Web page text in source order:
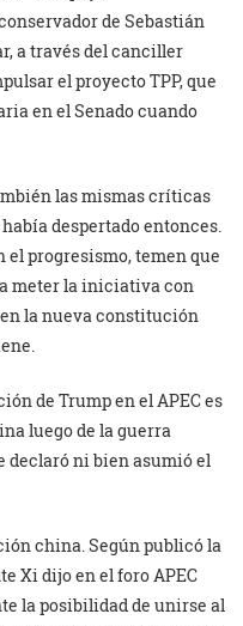
de Sebastián
a través del canciller
el proyecto TPP, que
en el Senado cuando
las mismas críticas
despertado entonces.
el progresismo, temen que
meter la iniciativa con
la nueva constitución
de Trump en el APEC es
luego de la guerra
declaró ni bien asumió el
china. Según publicó la
Xi dijo en el foro APEC
la posibilidad de unirse al